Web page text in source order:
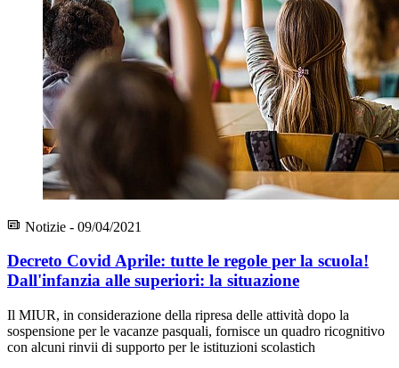
Notizie - 09/04/2021
Decreto Covid Aprile: tutte le regole per la scuola!
Dall'infanzia alle superiori: la situazione
Il MIUR, in considerazione della ripresa delle attività dopo la
sospensione per le vacanze pasquali, fornisce un quadro ricognitivo
con alcuni rinvii di supporto per le istituzioni scolastich